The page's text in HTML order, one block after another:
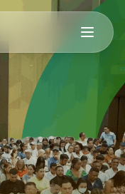
Abrir